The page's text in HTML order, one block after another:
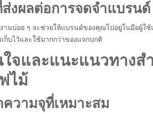
งผลต่อการจดจำแบรนด์
านบ่อย ๆ จะช่วยให้แบรนด์ของคุณไปอยู่ในมือผู้ใช้
บไว้และใช้มากกว่าของแจกปกติ
จและแนะแนวทางส
ไม้
ความจุที่เหมาะสม